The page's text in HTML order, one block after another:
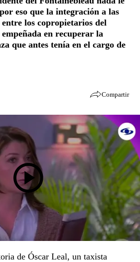
eso que la integración a las
los copropietarios del
en recuperar la
que antes tenía en el cargo de
Compartir
de Óscar Leal, un taxista